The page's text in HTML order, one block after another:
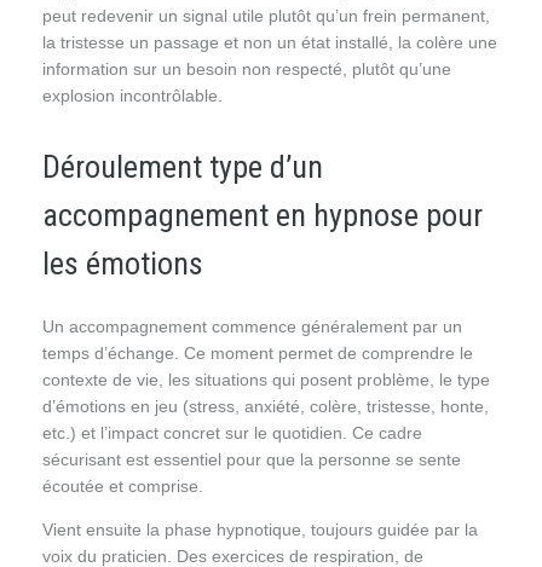
peut redevenir un signal utile plutôt qu’un frein permanent,
la tristesse un passage et non un état installé, la colère une
information sur un besoin non respecté, plutôt qu’une
explosion incontrôlable.
Déroulement type d’un
accompagnement en hypnose pour
les émotions
Un accompagnement commence généralement par un
temps d’échange. Ce moment permet de comprendre le
contexte de vie, les situations qui posent problème, le type
d’émotions en jeu (stress, anxiété, colère, tristesse, honte,
etc.) et l’impact concret sur le quotidien. Ce cadre
sécurisant est essentiel pour que la personne se sente
écoutée et comprise.
Vient ensuite la phase hypnotique, toujours guidée par la
voix du praticien. Des exercices de respiration, de